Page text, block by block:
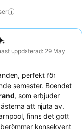
uppdaterad: 29 May
perfekt för
semester. Boendet
, som erbjuder
att njuta av.
finns det gott
konsekvent